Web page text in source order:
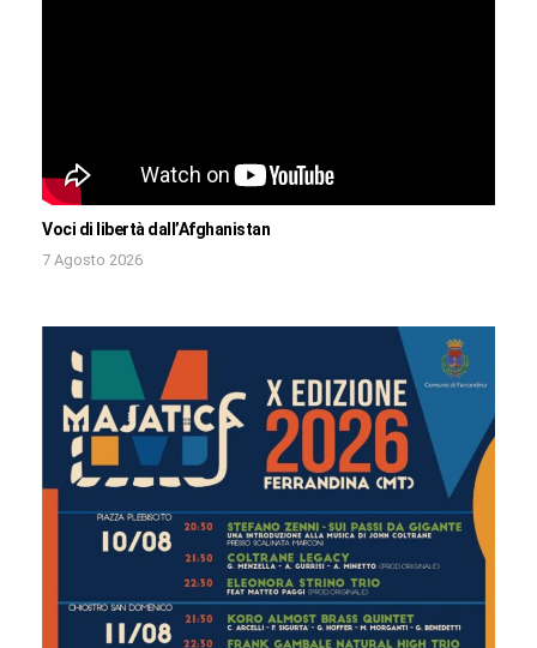
Voci di libertà dall’Afghanistan
7 Agosto 2026